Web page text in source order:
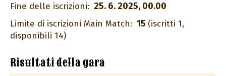
Fine delle iscrizioni: 25. 6. 2025, 00.00
Limite di iscrizioni Main Match: 15 (iscritti 1,
disponibili 14)
Risultati della gara